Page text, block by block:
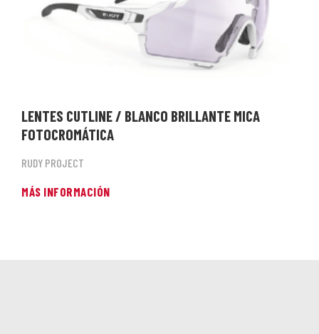
LENTES CUTLINE / BLANCO BRILLANTE MICA
FOTOCROMÁTICA
RUDY PROJECT
MÁS INFORMACIÓN